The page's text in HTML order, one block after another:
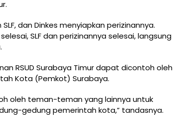
dan Dinkes menyiapkan perizinannya.
SLF dan perizinannya selesai, langsung
RSUD Surabaya Timur dapat dicontoh oleh
Kota (Pemkot) Surabaya.
oleh teman-teman yang lainnya untuk
gedung pemerintah kota,” tandasnya.